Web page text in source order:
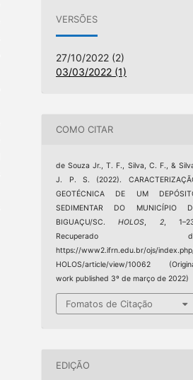
VERSÕES
27/10/2022 (2)
03/03/2022 (1)
COMO CITAR
de Souza Jr., T. F., Silva, C. F., &
J. P. S. (2022).
GEOTÉCNICA DE UM
SEDIMENTAR DO MUNICÍPIO
BIGUAÇU/SC.HOLOS, 2,
Recuperado
https://www2.ifrn.edu.br/ojs/
HOLOS/article/view/10062
work published 3º de março de 2022)
Fomatos de Citação
EDIÇÃO